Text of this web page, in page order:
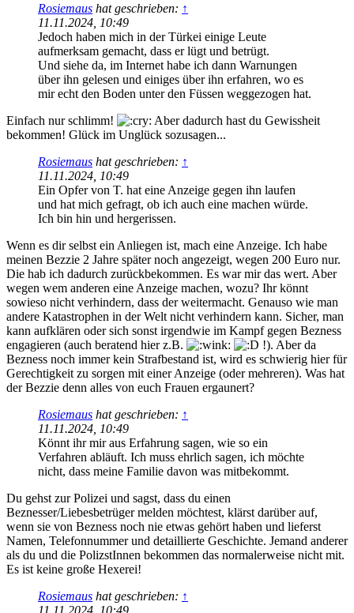
Rosiemaus hat geschrieben: ↑
11.11.2024, 10:49
Jedoch haben mich in der Türkei einige Leute
aufmerksam gemacht, dass er lügt und betrügt.
Und siehe da, im Internet habe ich dann Warnungen
über ihn gelesen und einiges über ihn erfahren, wo es
mir echt den Boden unter den Füssen weggezogen hat.
Einfach nur schlimm!
Aber dadurch hast du Gewissheit
bekommen! Glück im Unglück sozusagen...
Rosiemaus hat geschrieben: ↑
11.11.2024, 10:49
Ein Opfer von T. hat eine Anzeige gegen ihn laufen
und hat mich gefragt, ob ich auch eine machen würde.
Ich bin hin und hergerissen.
Wenn es dir selbst ein Anliegen ist, mach eine Anzeige. Ich habe
meinen Bezzie 2 Jahre später noch angezeigt, wegen 200 Euro nur.
Die hab ich dadurch zurückbekommen. Es war mir das wert. Aber
wegen wem anderen eine Anzeige machen, wozu? Ihr könnt
sowieso nicht verhindern, dass der weitermacht. Genauso wie man
andere Katastrophen in der Welt nicht verhindern kann. Sicher, man
kann aufklären oder sich sonst irgendwie im Kampf gegen Bezness
engagieren (auch beratend hier z.B.
!). Aber da
Bezness noch immer kein Strafbestand ist, wird es schwierig hier für
Gerechtigkeit zu sorgen mit einer Anzeige (oder mehreren). Was hat
der Bezzie denn alles von euch Frauen ergaunert?
Rosiemaus hat geschrieben: ↑
11.11.2024, 10:49
Könnt ihr mir aus Erfahrung sagen, wie so ein
Verfahren abläuft. Ich muss ehrlich sagen, ich möchte
nicht, dass meine Familie davon was mitbekommt.
Du gehst zur Polizei und sagst, dass du einen
Beznesser/Liebesbetrüger melden möchtest, klärst darüber auf,
wenn sie von Bezness noch nie etwas gehört haben und lieferst
Namen, Telefonnummer und detaillierte Geschichte. Jemand anderer
als du und die PolizstInnen bekommen das normalerweise nicht mit.
Es ist keine große Hexerei!
Rosiemaus hat geschrieben: ↑
11.11.2024, 10:49